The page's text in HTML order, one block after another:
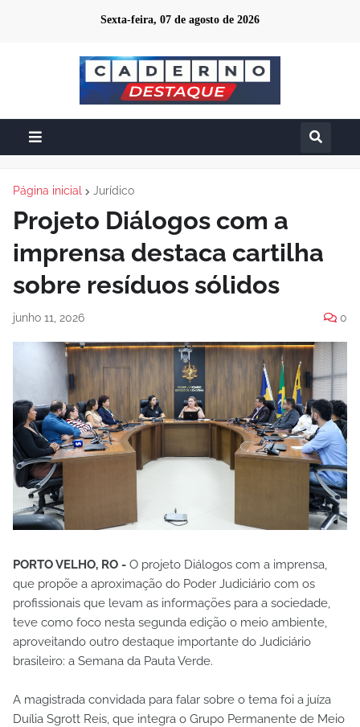
Sexta-feira, 07 de agosto de 2026
Página inicial Jurídico
Projeto Diálogos com a
imprensa destaca cartilha
sobre resíduos sólidos
junho 11, 2026 0
PORTO VELHO, RO - O projeto Diálogos com a imprensa,
que propõe a aproximação do Poder Judiciário com os
profissionais que levam as informações para a sociedade,
teve como foco nesta segunda edição o meio ambiente,
aproveitando outro destaque importante do Judiciário
brasileiro: a Semana da Pauta Verde.
A magistrada convidada para falar sobre o tema foi a juíza
Duília Sgrott Reis, que integra o Grupo Permanente de Meio